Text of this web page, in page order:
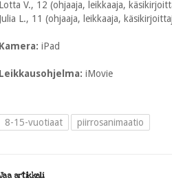
Lotta V., 12 (ohjaaja, leikkaaja,
Julia L., 11 (ohjaaja, leikkaaja,
Kamera: iPad
Leikkausohjelma: iMovie
8-15-vuotiaat piirrosanimaatio
artikkeli